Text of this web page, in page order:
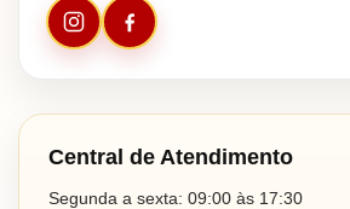
Central de Atendimento
Segunda a sexta: 09:00 às 17:30